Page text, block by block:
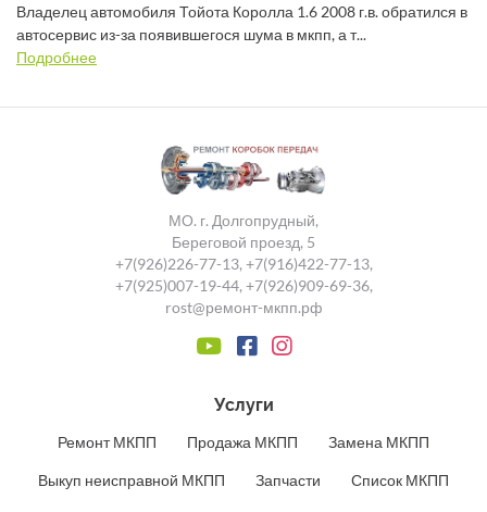
Владелец автомобиля Тойота Королла 1.6 2008 г.в. обратился в
автосервис из-за появившегося шума в мкпп, а т...
Подробнее
МО. г. Долгопрудный,
Береговой проезд, 5
+7(926)226-77-13, +7(916)422-77-13,
+7(925)007-19-44, +7(926)909-69-36,
rost@ремонт-мкпп.рф
Услуги
Ремонт МКПП Продажа МКПП Замена МКПП
Выкуп неисправной МКПП Запчасти Список МКПП